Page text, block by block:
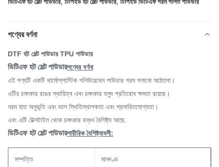
পণ্যের বর্ণনা
DTF হট মেল্ট পাউডার TPU পাউডার
ডিটিএফ হট মেল্ট পাউডারপণ্যের বর্ণনা
এই পণ্যটি একটি থার্মোপ্লাস্টিক পলিউরেথেন পাউডার গরম গলানো আঠালো।
এটির চমৎকার রঙের স্থায়িত্ব এবং চমৎকার হলুদ প্রতিরোধ ক্ষমতা রয়েছে।
নরম হাত অনুভূতি এবং ভাল স্থিতিস্থাপকতা এবং প্রসারিতযোগ্যতা।
এবং এটি টেক্সটাইল থেকে চমৎকার বন্ধন বৈশিষ্ট্য আছে.
ডিটিএফ হট মেল্ট পাউডারশারীরিক বৈশিষ্ট্যাবলী:
সম্পত্তি মানদণ্ড